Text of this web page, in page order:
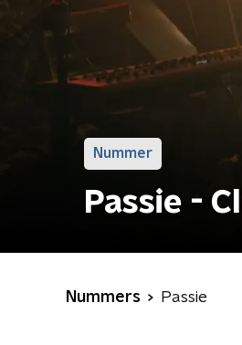
Nummer
Passie -
Nummers Passie